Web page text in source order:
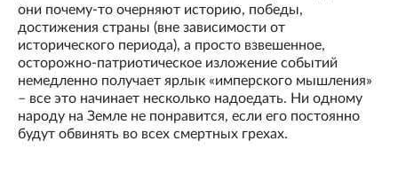
они почему-то очерняют историю, победы,
достижения страны (вне зависимости от
исторического периода), а просто взвешенное,
осторожно-патриотическое изложение событий
немедленно получает ярлык «имперского мышления»
– все это начинает несколько надоедать. Ни одному
народу на Земле не понравится, если его постоянно
будут обвинять во всех смертных грехах.